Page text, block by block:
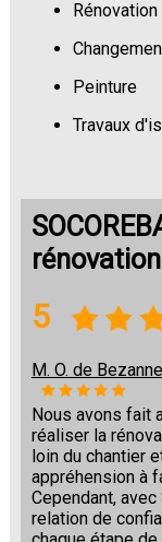
Peinture
Travaux
5
M. O. de
Nous avons fait
réaliser la
loin du chantier
appréhension à
Cependant, avec
relation de